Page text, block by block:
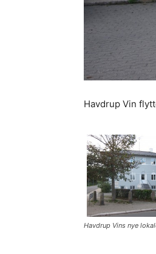
Havdrup Vin
Havdrup Vins nye